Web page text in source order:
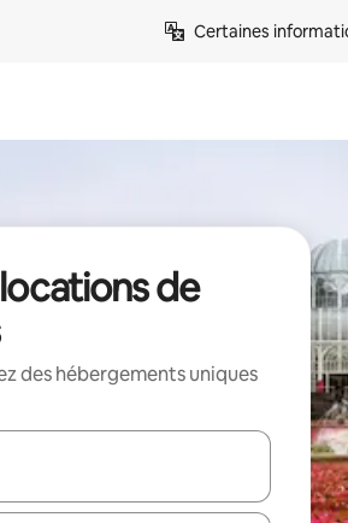
Certaines
de
des hébergements uniques
s'affichent, utilisez les flèches vers le